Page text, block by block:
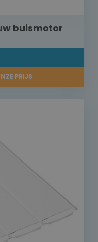
buismotor
PRIJS